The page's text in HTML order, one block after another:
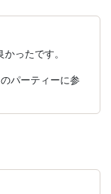
ったです。
パーティーに参